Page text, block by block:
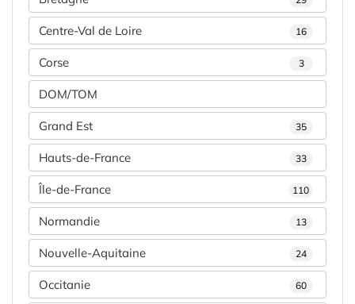
Centre-Val de Loire 16
Corse 3
DOM/TOM
Grand Est 35
Hauts-de-France 33
Île-de-France 110
Normandie 13
Nouvelle-Aquitaine 24
Occitanie 60